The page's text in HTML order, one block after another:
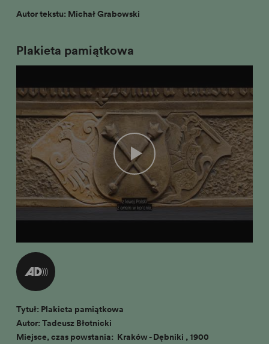
Autor tekstu: Michał Grabowski
Plakieta pamiątkowa
Tytuł: Plakieta pamiątkowa
Autor: Tadeusz Błotnicki
Miejsce, czas powstania: Kraków - Dębniki , 1900